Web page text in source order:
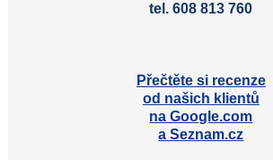
tel. 608 813 760
Přečtěte si recenze
od našich klientů
na Google.com
a Seznam.cz